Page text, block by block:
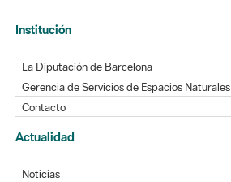
Institución
La Diputación de Barcelona
Gerencia de Servicios de Espacios Naturales
Contacto
Actualidad
Noticias